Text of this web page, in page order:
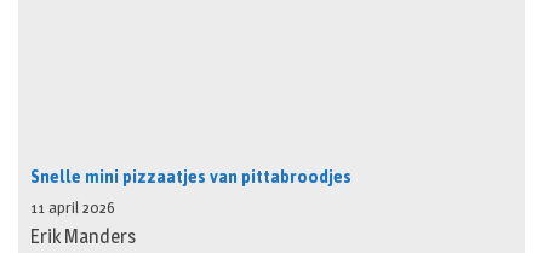
Snelle mini pizzaatjes van pittabroodjes
11 april 2026
Erik Manders